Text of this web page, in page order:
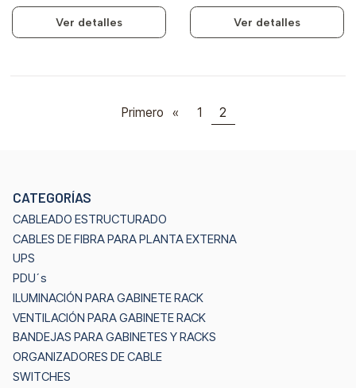
Ver detalles Ver detalles
Primero « 1 2
CATEGORÍAS
CABLEADO ESTRUCTURADO
CABLES DE FIBRA PARA PLANTA EXTERNA
UPS
PDU´s
ILUMINACIÓN PARA GABINETE RACK
VENTILACIÓN PARA GABINETE RACK
BANDEJAS PARA GABINETES Y RACKS
ORGANIZADORES DE CABLE
SWITCHES